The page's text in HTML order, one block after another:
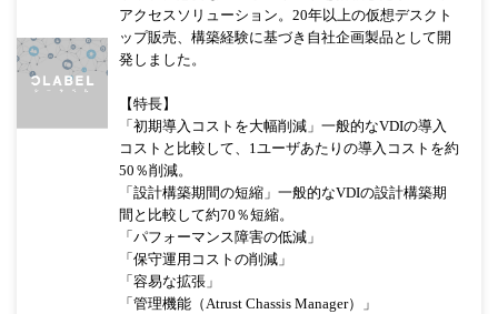
アクセスソリューション。20年以上の仮想デスクト
ップ販売、構築経験に基づき自社企画製品として開
発しました。
【特長】
「初期導入コストを大幅削減」一般的なVDIの導入
コストと比較して、1ユーザあたりの導入コストを約
50％削減。
「設計構築期間の短縮」一般的なVDIの設計構築期
間と比較して約70％短縮。
「パフォーマンス障害の低減」
「保守運用コストの削減」
「容易な拡張」
「管理機能（Atrust Chassis Manager）」